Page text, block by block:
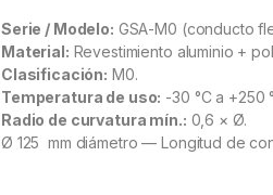
Serie / Modelo: GSA-M0 (conducto
Material: Revestimiento aluminio +
Clasificación: M0.
Temperatura de uso: -30 °C a +250
Radio de curvatura mín.: 0,6 × Ø.
Ø 125 mm diámetro — Longitud de